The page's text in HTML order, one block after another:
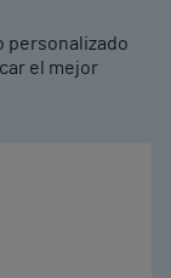
personalizado
el mejor